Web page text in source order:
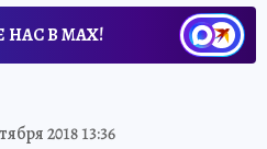
НАС В МАХ!
2018 13:36